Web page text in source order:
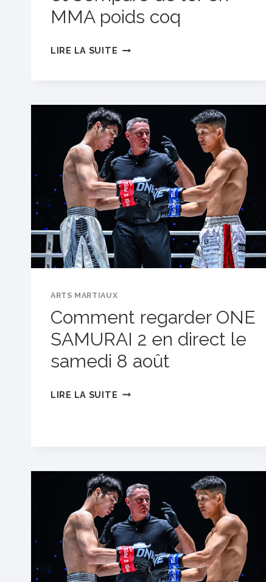
CIRCLE
MMA poids coq
LIRE LA SUITE RÉSULTAT
DE
L’INNER
CIRCLE
24 :
ELBEK
ALYSHOV
ÉTOURDIT
ENKH-
ORGIL
BAATARKHUU
DE
L’OR
EN
MMA
ARTS MARTIAUX
Comment regarder ONE
SAMURAI 2 en direct le
samedi 8 août
LIRE LA SUITE COMMENT
EN
DIRECT
LE
SAMEDI
8
AOÛT